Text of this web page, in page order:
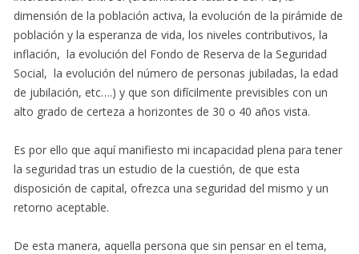
dimensión de la población activa, la evolución de la pirámide de
población y la esperanza de vida, los niveles contributivos, la
inflación, la evolución del Fondo de Reserva de la Seguridad
Social, la evolución del número de personas jubiladas, la edad
de jubilación, etc….) y que son difícilmente previsibles con un
alto grado de certeza a horizontes de 30 o 40 años vista.
Es por ello que aquí manifiesto mi incapacidad plena para tener
la seguridad tras un estudio de la cuestión, de que esta
disposición de capital, ofrezca una seguridad del mismo y un
retorno aceptable.
De esta manera, aquella persona que sin pensar en el tema,